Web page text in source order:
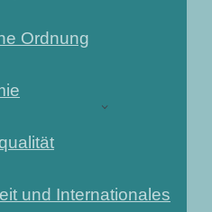
Ordnung
und Internationales